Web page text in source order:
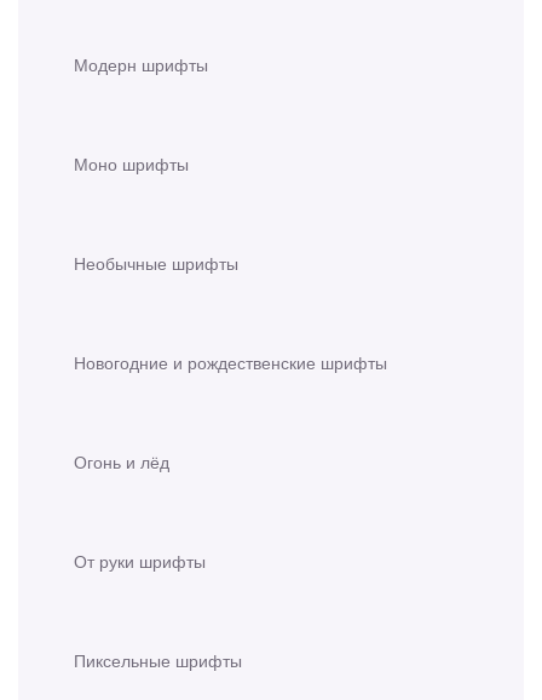
Модерн шрифты
Моно шрифты
Необычные шрифты
Новогодние и рождественские шрифты
Огонь и лёд
От руки шрифты
Пиксельные шрифты